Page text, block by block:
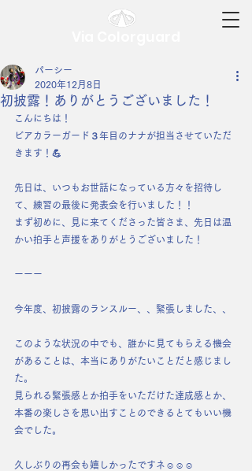
初披露！ありがとうございました！
パーシー
2020年12月8日
こんにちは！
ビアカラーガード３年目のナナが担当させていただ
きます！💪
先日は、いつもお世話になっている方々を招待し
て、練習の最後に発表会を行いました！！
まず初めに、見に来てくださった皆さま、先日は温
かい拍手と声援をありがとうございました！
ーーー
今年度、初披露のランスルー、、緊張しました、、
このような状況の中でも、誰かに見てもらえる機会
があることは、本当にありがたいことだと感じまし
た。
見られる緊張感とか拍手をいただけた達成感とか、
本番の楽しさを思い出すことのできるとてもいい機
会でした。
久しぶりの再会も嬉しかったですネ☺︎☺︎☺︎